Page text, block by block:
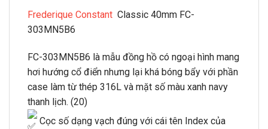
Frederique Constant Classic 40mm FC-
303MN5B6
FC-303MN5B6 là mẫu đồng hồ có ngoại hình mang
hơi hướng cổ điển nhưng lại khá bóng bẩy với phần
case làm từ thép 316L và mặt số màu xanh navy
thanh lịch. (20)
Cọc số dạng vạch đúng với cái tên Index của